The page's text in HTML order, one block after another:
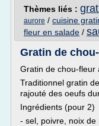
Thèmes liés :
aurore / cuisine
fleur en salade /
Gratin de
Gratin de chou-fleur
Traditionnel gratin
rajouté des oeufs
Ingrédients (pour 2)
- sel, poivre, noix de